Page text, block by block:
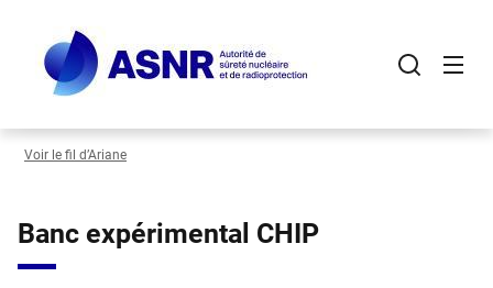
contenu
principal
Voir le fil d’Ariane
Banc expérimental CHIP